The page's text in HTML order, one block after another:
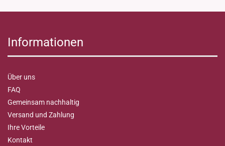
Informationen
Über uns
FAQ
Gemeinsam nachhaltig
Versand und Zahlung
Ihre Vorteile
Kontakt